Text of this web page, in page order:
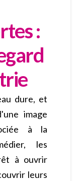
:
dure, et
image
à la
les
à ouvrir
leurs